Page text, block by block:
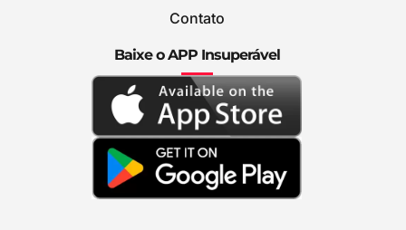
Contato
Baixe o APP Insuperável